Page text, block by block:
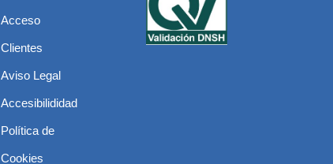
Acceso
Clientes
Aviso Legal
Accesibilididad
Política de
Cookies